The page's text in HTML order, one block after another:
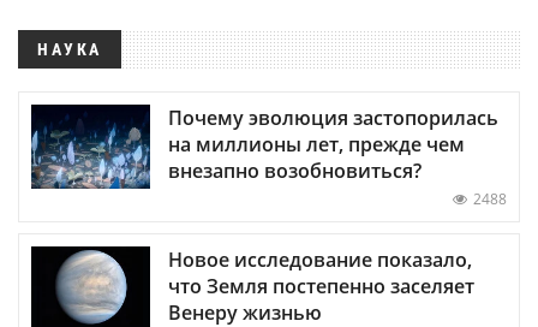
НАУКА
Почему эволюция застопорилась
на миллионы лет, прежде чем
внезапно возобновиться?
2488
Новое исследование показало,
что Земля постепенно заселяет
Венеру жизнью